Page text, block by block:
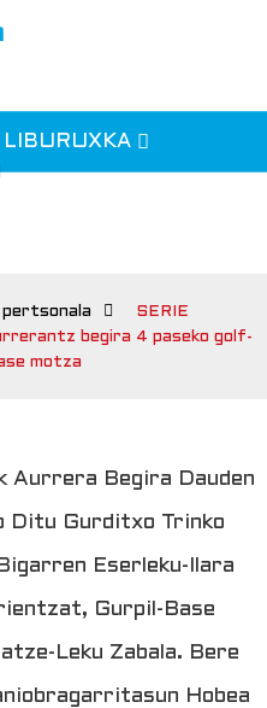
LIBURUXKA
pertsonala
SERIE
begira 4 paseko golf-
motza
Aurrera Begira Dauden
Ditu Gurditxo Trinko
Eserleku-Ilara
Gurpil-Base
Leku Zabala. Bere
Hobea